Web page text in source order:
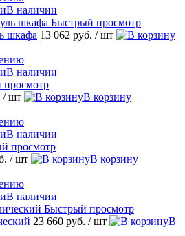
В наличии
Быстрый просмотр
шкафа 13 062 руб. / шт
В наличии
/ шт
В корзину
В наличии
просмотр
/ шт
В корзину
В наличии
Быстрый просмотр
23 660 руб. / шт
В